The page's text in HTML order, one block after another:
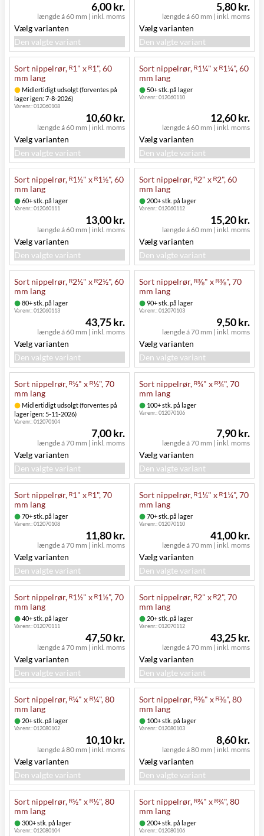
længde á 60 mm | inkl. moms
6,00 kr.
Vælg varianten
Den valgte variant
længde á 60 mm | inkl. moms
5,80 kr.
Vælg varianten
Den valgte variant
Sort nippelrør, ᴿ1" x ᴿ1", 60
mm lang
Midlertidigt udsolgt (forventes på
lager igen: 7-8-2026)
Varenr.:012060108
længde á 60 mm | inkl. moms
10,60 kr.
Vælg varianten
Den valgte variant
Sort nippelrør, ᴿ1¼" x ᴿ1¼", 60
mm lang
50+ stk. på lager
Varenr.:012060110
længde á 60 mm | inkl. moms
12,60 kr.
Vælg varianten
Den valgte variant
Sort nippelrør, ᴿ1½" x ᴿ1½", 60
mm lang
60+ stk. på lager
Varenr.:012060111
længde á 60 mm | inkl. moms
13,00 kr.
Vælg varianten
Den valgte variant
Sort nippelrør, ᴿ2" x ᴿ2", 60
mm lang
200+ stk. på lager
Varenr.:012060112
længde á 60 mm | inkl. moms
15,20 kr.
Vælg varianten
Den valgte variant
Sort nippelrør, ᴿ2½" x ᴿ2½", 60
mm lang
80+ stk. på lager
Varenr.:012060113
længde á 60 mm | inkl. moms
43,75 kr.
Vælg varianten
Den valgte variant
Sort nippelrør, ᴿ⅜" x ᴿ⅜", 70
mm lang
90+ stk. på lager
Varenr.:012070103
længde á 70 mm | inkl. moms
9,50 kr.
Vælg varianten
Den valgte variant
Sort nippelrør, ᴿ½" x ᴿ½", 70
mm lang
Midlertidigt udsolgt (forventes på
lager igen: 5-11-2026)
Varenr.:012070104
længde á 70 mm | inkl. moms
7,00 kr.
Vælg varianten
Den valgte variant
Sort nippelrør, ᴿ¾" x ᴿ¾", 70
mm lang
100+ stk. på lager
Varenr.:012070106
længde á 70 mm | inkl. moms
7,90 kr.
Vælg varianten
Den valgte variant
Sort nippelrør, ᴿ1" x ᴿ1", 70
mm lang
70+ stk. på lager
Varenr.:012070108
længde á 70 mm | inkl. moms
11,80 kr.
Vælg varianten
Den valgte variant
Sort nippelrør, ᴿ1¼" x ᴿ1¼", 70
mm lang
70+ stk. på lager
Varenr.:012070110
længde á 70 mm | inkl. moms
41,00 kr.
Vælg varianten
Den valgte variant
Sort nippelrør, ᴿ1½" x ᴿ1½", 70
mm lang
40+ stk. på lager
Varenr.:012070111
længde á 70 mm | inkl. moms
47,50 kr.
Vælg varianten
Den valgte variant
Sort nippelrør, ᴿ2" x ᴿ2", 70
mm lang
20+ stk. på lager
Varenr.:012070112
længde á 70 mm | inkl. moms
43,25 kr.
Vælg varianten
Den valgte variant
Sort nippelrør, ᴿ¼" x ᴿ¼", 80
mm lang
20+ stk. på lager
Varenr.:012080102
længde á 80 mm | inkl. moms
10,10 kr.
Vælg varianten
Den valgte variant
Sort nippelrør, ᴿ⅜" x ᴿ⅜", 80
mm lang
100+ stk. på lager
Varenr.:012080103
længde á 80 mm | inkl. moms
8,60 kr.
Vælg varianten
Den valgte variant
Sort nippelrør, ᴿ½" x ᴿ½", 80
mm lang
300+ stk. på lager
Varenr.:012080104
Sort nippelrør, ᴿ¾" x ᴿ¾", 80
mm lang
200+ stk. på lager
Varenr.:012080106